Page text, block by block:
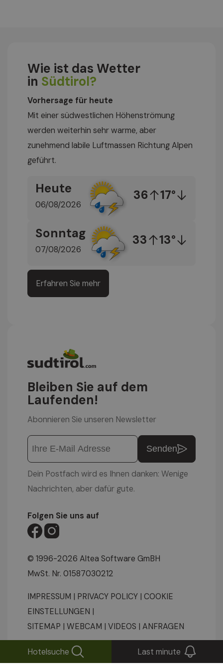
Wie ist das Wetter
in Südtirol?
Vorhersage für heute
Mit einer südwestlichen Höhenströmung
werden weiterhin sehr warme, aber
zunehmend labile Luftmassen Richtung Alpen
geführt.
Heute
06/08/2026
36 17°
Sonntag
07/08/2026
33 13°
Erfahren Sie mehr
Bleiben Sie auf dem
Laufenden!
Abonnieren Sie unseren Newsletter
Senden
Dein Postfach wird es Ihnen danken: Wenige
Nachrichten, aber dafür gute.
Folgen Sie uns auf
© 1996-2026 Altea Software GmBH
MwSt. Nr. 01587030212
IMPRESSUM | PRIVACY POLICY | COOKIE
EINSTELLUNGEN |
SITEMAP | WEBCAM | VIDEOS | ANFRAGEN
Hotelsuche Last minute